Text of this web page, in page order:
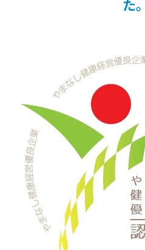
た。